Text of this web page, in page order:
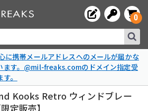
0
に携帯メールアドレスへのメールが届かな
ます。@mil-freaks.comのドメイン指定受
。
Kooks Retro ウィンドブレー
定販売】